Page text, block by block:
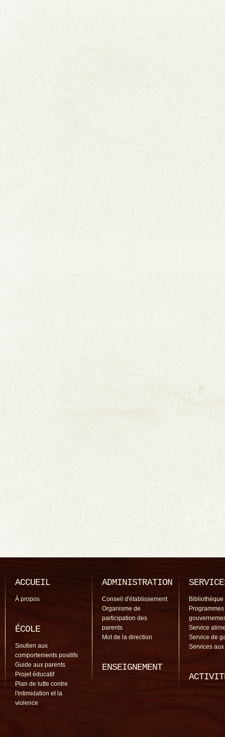
ACCUEIL
À propos
ÉCOLE
Soutien aux
comportements positifs
Guide aux parents
Projet éducatif
Plan de lutte contre
l'intimidation et la
violence
ADMINISTRATION
Conseil d'établissement
Organisme de
participation des
parents
Mot de la direction
ENSEIGNEMENT
Bibliothèque
Programmes
Service
Service de
Services